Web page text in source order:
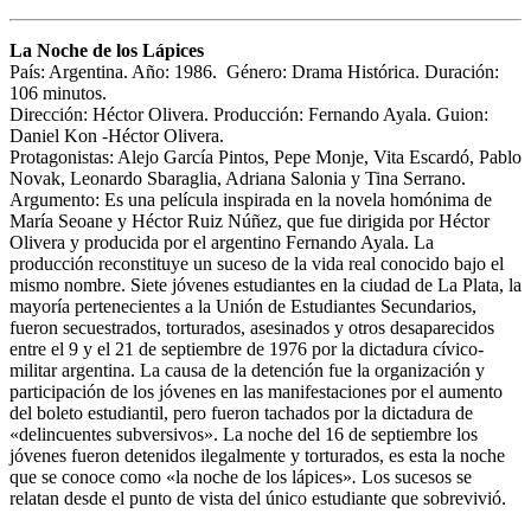
La Noche de los Lápices
País: Argentina. Año: 1986. Género: Drama Histórica. Duración:
106 minutos.
Dirección: Héctor Olivera. Producción: Fernando Ayala. Guion:
Daniel Kon -Héctor Olivera.
Protagonistas: Alejo García Pintos, Pepe Monje, Vita Escardó, Pablo
Novak, Leonardo Sbaraglia, Adriana Salonia y Tina Serrano.
Argumento: Es una película inspirada en la novela homónima de
María Seoane y Héctor Ruiz Núñez, que fue dirigida por Héctor
Olivera y producida por el argentino Fernando Ayala. La
producción reconstituye un suceso de la vida real conocido bajo el
mismo nombre. Siete jóvenes estudiantes en la ciudad de La Plata, la
mayoría pertenecientes a la Unión de Estudiantes Secundarios,
fueron secuestrados, torturados, asesinados y otros desaparecidos
entre el 9 y el 21 de septiembre de 1976 por la dictadura cívico-
militar argentina. La causa de la detención fue la organización y
participación de los jóvenes en las manifestaciones por el aumento
del boleto estudiantil, pero fueron tachados por la dictadura de
«delincuentes subversivos». La noche del 16 de septiembre los
jóvenes fueron detenidos ilegalmente y torturados, es esta la noche
que se conoce como «la noche de los lápices». Los sucesos se
relatan desde el punto de vista del único estudiante que sobrevivió.